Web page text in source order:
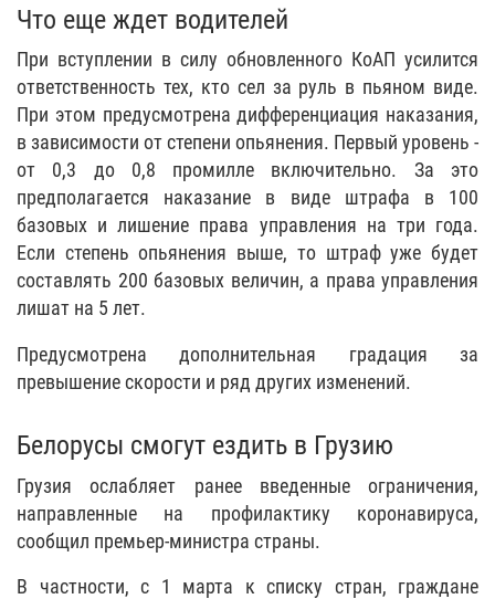
Что еще ждет водителей
При вступлении в силу обновленного КоАП усилится
ответственность тех, кто сел за руль в пьяном виде.
При этом предусмотрена дифференциация наказания,
в зависимости от степени опьянения. Первый уровень -
от 0,3 до 0,8 промилле включительно. За это
предполагается наказание в виде штрафа в 100
базовых и лишение права управления на три года.
Если степень опьянения выше, то штраф уже будет
составлять 200 базовых величин, а права управления
лишат на 5 лет.
Предусмотрена дополнительная градация за
превышение скорости и ряд других изменений.
Белорусы смогут ездить в Грузию
Грузия ослабляет ранее введенные ограничения,
направленные на профилактику коронавируса,
сообщил премьер-министра страны.
В частности, с 1 марта к списку стран, граждане